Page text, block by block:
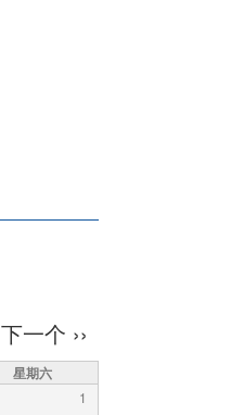
下一个 ››
星期六
1